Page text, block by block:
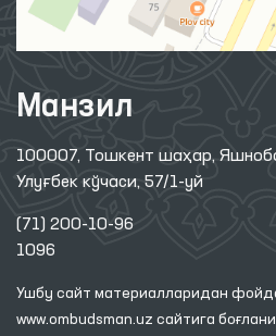
Манзил
100007, Тошкент шаҳар,
Улуғбек кўчаси, 57/1-уй
(71) 200-10-96
1096
Ушбу сайт материалларидан
www.ombudsman.uz сайтига